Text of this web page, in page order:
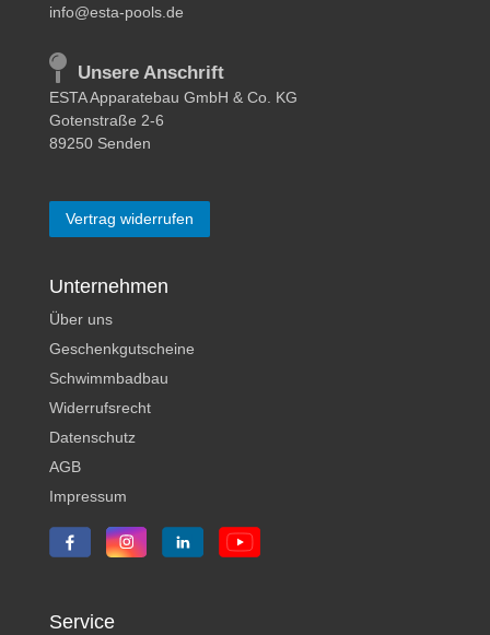
info@esta-pools.de
Unsere Anschrift
ESTA Apparatebau GmbH & Co. KG
Gotenstraße 2-6
89250 Senden
Vertrag widerrufen
Unternehmen
Über uns
Geschenkgutscheine
Schwimmbadbau
Widerrufsrecht
Datenschutz
AGB
Impressum
Service